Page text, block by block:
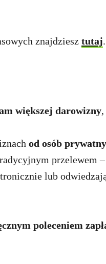
znajdziesz tutaj.
większej darowizny
od osób
przelewem
lub
poleceniem